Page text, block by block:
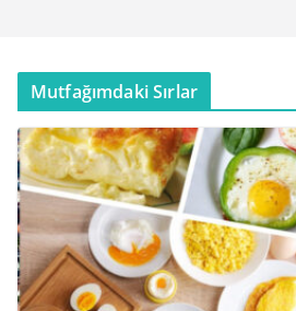
Mutfağımdaki Sırlar